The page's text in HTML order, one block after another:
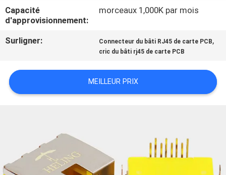
DEMANDEZ
UNE
CITATION
PLAN
DU
POLITIQUE
EN
Capacité
d'approvisionnement:
morceaux 1,000K par mois
Surligner: Connecteur du bâti RJ45 de carte PCB,
cric du bâti rj45 de carte PCB
MEILLEUR PRIX